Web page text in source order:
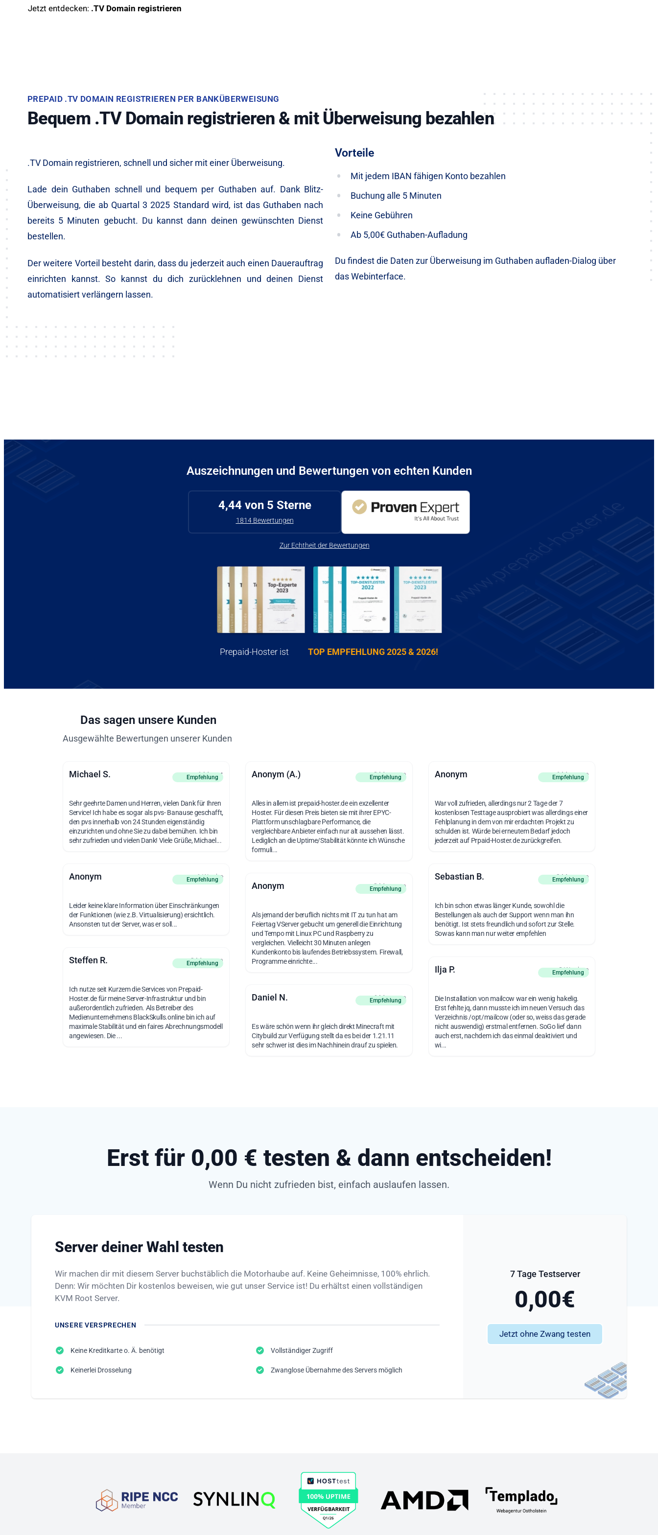
Jetzt entdecken: .TV Domain registrieren
PREPAID .TV DOMAIN REGISTRIEREN PER BANKÜBERWEISUNG
Bequem .TV Domain registrieren & mit Überweisung bezahlen
.TV Domain registrieren, schnell und sicher mit einer Überweisung.
Lade dein Guthaben schnell und bequem per Guthaben auf. Dank Blitz-
Überweisung, die ab Quartal 3 2025 Standard wird, ist das Guthaben nach
bereits 5 Minuten gebucht. Du kannst dann deinen gewünschten Dienst
bestellen.
Der weitere Vorteil besteht darin, dass du jederzeit auch einen Dauerauftrag
einrichten kannst. So kannst du dich zurücklehnen und deinen Dienst
automatisiert verlängern lassen.
Vorteile
Mit jedem IBAN fähigen Konto bezahlen
Buchung alle 5 Minuten
Keine Gebühren
Ab 5,00€ Guthaben-Aufladung
Du findest die Daten zur Überweisung im Guthaben aufladen-Dialog über
das Webinterface.
Auszeichnungen und Bewertungen von echten Kunden
4,44von 5 Sterne
1814Bewertungen
Zur Echtheit der Bewertungen
Prepaid-Hoster ist TOP EMPFEHLUNG 2025 & 2026!
Das sagen unsere Kunden
Ausgewählte Bewertungen unserer Kunden
Empfehlung
Michael S. vor 1 Monat
Sehr geehrte Damen und Herren, vielen Dank für Ihren
Service! Ich habe es sogar als pvs- Banause geschafft,
den pvs innerhalb von 24 Stunden eigenständig
einzurichten und ohne Sie zu dabei bemühen. Ich bin
sehr zufrieden und vielen Dank! Viele Grüße, Michael...
Empfehlung
Anonym vor 1 Woche
Leider keine klare Information über Einschränkungen
der Funktionen (wie z.B. Virtualisierung) ersichtlich.
Ansonsten tut der Server, was er soll...
Empfehlung
Steffen R. vor 2 Monaten
Ich nutze seit Kurzem die Services von Prepaid-
Hoster.de für meine Server-Infrastruktur und bin
außerordentlich zufrieden. Als Betreiber des
Medienunternehmens BlackSkulls.online bin ich auf
maximale Stabilität und ein faires Abrechnungsmodell
angewiesen. Die ...
Empfehlung
Anonym (A.) vor 3 Monaten
Alles in allem ist prepaid-hoster.de ein exzellenter
Hoster. Für diesen Preis bieten sie mit ihrer EPYC-
Plattform unschlagbare Performance, die
vergleichbare Anbieter einfach nur alt aussehen lässt.
Lediglich an die Uptime/Stabilität könnte ich Wünsche
formuli...
Empfehlung
Anonym vor 2 Monaten
Als jemand der beruflich nichts mit IT zu tun hat am
Feiertag VServer gebucht um generell die Einrichtung
und Tempo mit Linux PC und Raspberry zu
vergleichen. Vielleicht 30 Minuten anlegen
Kundenkonto bis laufendes Betriebssystem. Firewall,
Programme einrichte...
Empfehlung
Daniel N. vor 6 Monaten
Es wäre schön wenn ihr gleich direkt Minecraft mit
Citybuild zur Verfügung stellt da es bei der 1.21.11
sehr schwer ist dies im Nachhinein drauf zu spielen.
Empfehlung
Anonym vor 6 Monaten
War voll zufrieden, allerdings nur 2 Tage der 7
kostenlosen Testtage ausprobiert was allerdings einer
Fehlplanung in dem von mir erdachten Projekt zu
schulden ist. Würde bei erneutem Bedarf jedoch
jederzeit auf Prpaid-Hoster.de zurückgreifen.
Empfehlung
Sebastian B. vor 2 Monaten
Ich bin schon etwas länger Kunde, sowohl die
Bestellungen als auch der Support wenn man ihn
benötigt. Ist stets freundlich und sofort zur Stelle.
Sowas kann man nur weiter empfehlen
Empfehlung
Ilja P. vor 3 Wochen
Die Installation von mailcow war ein wenig hakelig.
Erst fehlte jq, dann musste ich im neuen Versuch das
Verzeichnis /opt/mailcow (oder so, weiss das gerade
nicht auswendig) erstmal entfernen. SoGo lief dann
auch erst, nachdem ich das einmal deaktiviert und
wi...
Erst für 0,00 € testen & dann entscheiden!
Wenn Du nicht zufrieden bist, einfach auslaufen lassen.
Server deiner Wahl testen
Wir machen dir mit diesem Server buchstäblich die Motorhaube auf. Keine Geheimnisse, 100% ehrlich.
Denn: Wir möchten Dir kostenlos beweisen, wie gut unser Service ist! Du erhältst einen vollständigen
KVM Root Server.
UNSERE VERSPRECHEN
Keine Kreditkarte o. Ä. benötigt Vollständiger Zugriff
Keinerlei Drosselung Zwanglose Übernahme des Servers möglich
7 Tage Testserver
0,00€
Jetzt ohne Zwang testen